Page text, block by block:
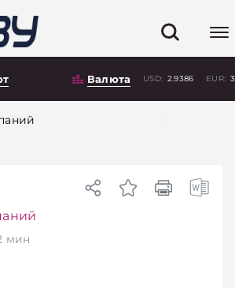
Валюта USD: 2.9386 EUR:
мин